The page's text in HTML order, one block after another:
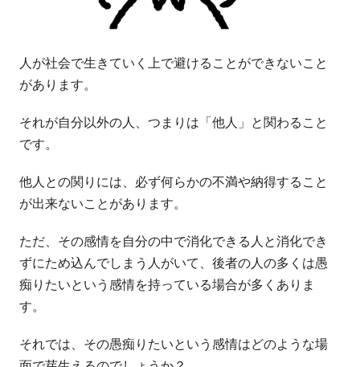
人が社会で生きていく上で避けることができないこと
があります。
それが自分以外の人、つまりは「他人」と関わること
です。
他人との関りには、必ず何らかの不満や納得すること
が出来ないことがあります。
ただ、その感情を自分の中で消化できる人と消化でき
ずにため込んでしまう人がいて、後者の人の多くは愚
痴りたいという感情を持っている場合が多くありま
す。
それでは、その愚痴りたいという感情はどのような場